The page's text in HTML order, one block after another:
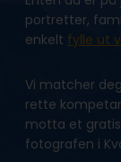
portretter,
enkelt fylle ut
Vi matcher
rette
motta et
fotografen i